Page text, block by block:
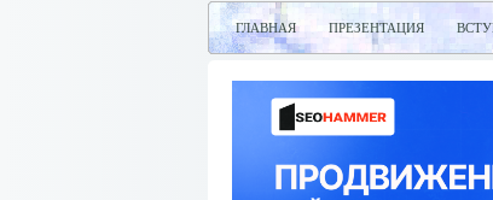
ГЛАВНАЯ ПРЕЗЕНТАЦИЯ